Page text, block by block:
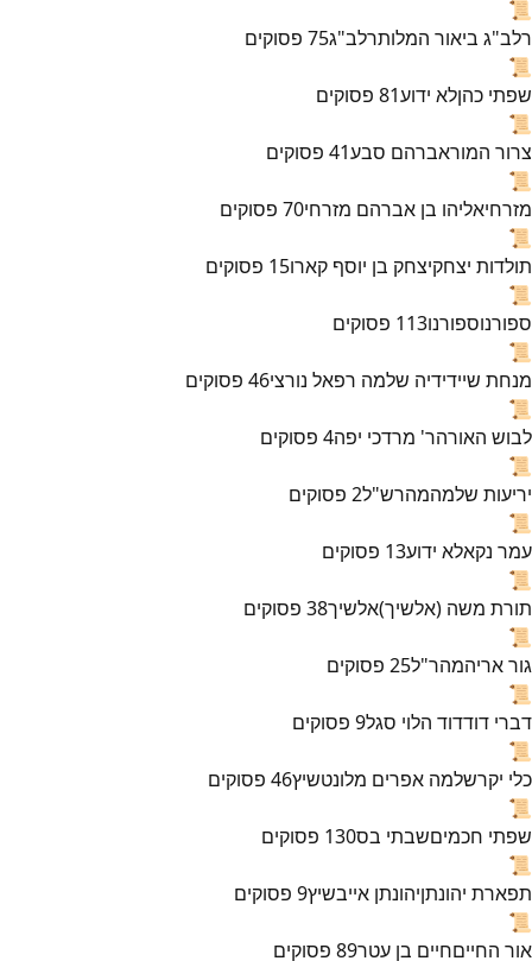
📜
רלב"ג ביאור המלותרלב"ג75 פסוקים
📜
שפתי כהןלא ידוע81 פסוקים
📜
צרור המוראברהם סבע41 פסוקים
📜
מזרחיאליהו בן אברהם מזרחי70 פסוקים
📜
תולדות יצחקיצחק בן יוסף קארו15 פסוקים
📜
ספורנוספורנו113 פסוקים
📜
מנחת שיידידיה שלמה רפאל נורצי46 פסוקים
📜
לבוש האורהר' מרדכי יפה4 פסוקים
📜
יריעות שלמהמהרש"ל2 פסוקים
📜
עמר נקאלא ידוע13 פסוקים
📜
תורת משה (אלשיך)אלשיך38 פסוקים
📜
גור אריהמהר"ל25 פסוקים
📜
דברי דודדוד הלוי סגל9 פסוקים
📜
כלי יקרשלמה אפרים מלונטשיץ46 פסוקים
📜
שפתי חכמיםשבתי בס130 פסוקים
📜
תפארת יהונתןיהונתן אייבשיץ9 פסוקים
📜
אור החייםחיים בן עטר89 פסוקים